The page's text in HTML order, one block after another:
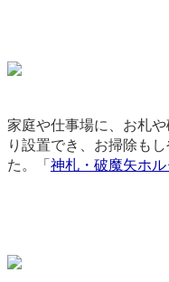
家庭や仕事場に、お札
り設置でき、お掃除も
た。「 神札・破魔矢ホル